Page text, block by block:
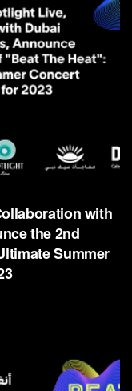
with
the 2nd
Summer